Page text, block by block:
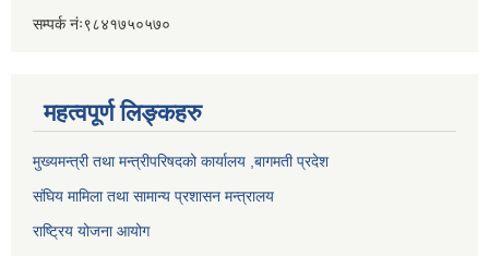
सम्पर्क नंः९८४१७५०५७०
महत्वपूर्ण लिङ्कहरु
मुख्यमन्त्री तथा मन्त्रीपरिषदको कार्यालय ,बागमती प्रदेश
संघिय मामिला तथा सामान्य प्रशासन मन्त्रालय
राष्ट्रिय योजना आयोग